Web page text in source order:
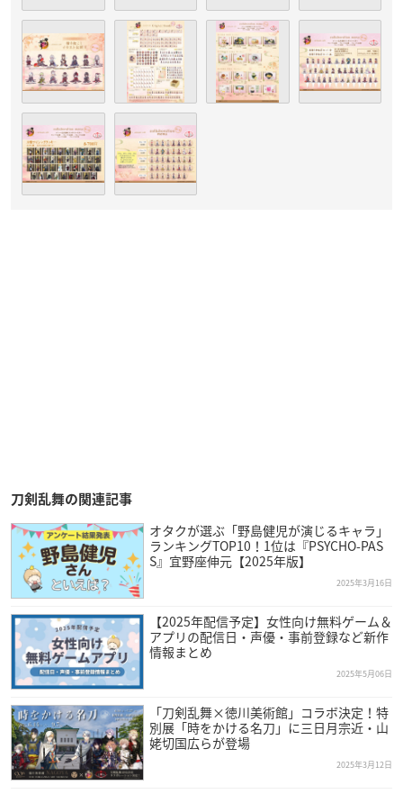
刀剣乱舞の関連記事
オタクが選ぶ「野島健児が演じるキャラ」
ランキングTOP10！1位は『PSYCHO-PAS
S』宜野座伸元【2025年版】
2025年3月16日
【2025年配信予定】女性向け無料ゲーム＆
アプリの配信日・声優・事前登録など新作
情報まとめ
2025年5月06日
「刀剣乱舞×徳川美術館」コラボ決定！特
別展「時をかける名刀」に三日月宗近・山
姥切国広らが登場
2025年3月12日